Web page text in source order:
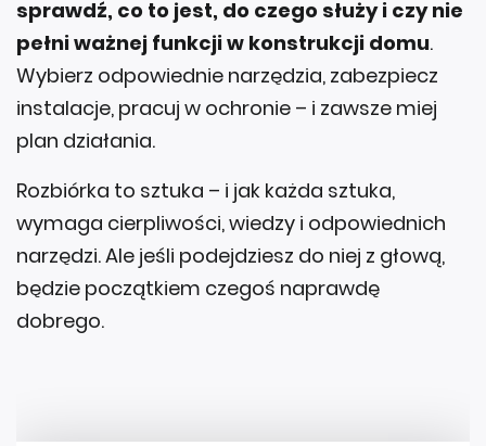
sprawdź, co to jest, do czego służy i czy nie
pełni ważnej funkcji w konstrukcji domu.
Wybierz odpowiednie narzędzia, zabezpiecz
instalacje, pracuj w ochronie – i zawsze miej
plan działania.
Rozbiórka to sztuka – i jak każda sztuka,
wymaga cierpliwości, wiedzy i odpowiednich
narzędzi. Ale jeśli podejdziesz do niej z głową,
będzie początkiem czegoś naprawdę
dobrego.